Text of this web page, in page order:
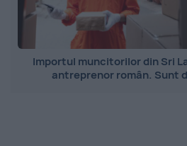
Importul muncitorilor din Sri
antreprenor român. Sunt